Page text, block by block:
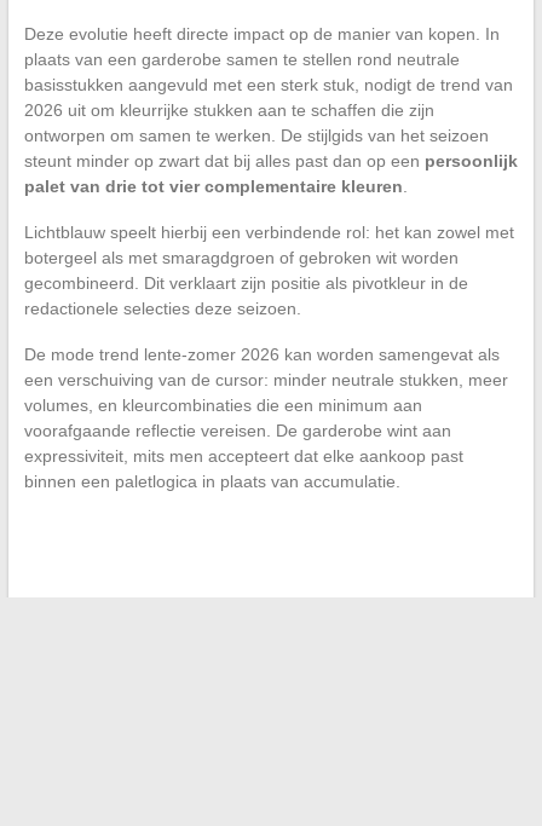
Deze evolutie heeft directe impact op de manier van kopen. In
plaats van een garderobe samen te stellen rond neutrale
basisstukken aangevuld met een sterk stuk, nodigt de trend van
2026 uit om kleurrijke stukken aan te schaffen die zijn
ontworpen om samen te werken. De stijlgids van het seizoen
steunt minder op zwart dat bij alles past dan op een persoonlijk
palet van drie tot vier complementaire kleuren.
Lichtblauw speelt hierbij een verbindende rol: het kan zowel met
botergeel als met smaragdgroen of gebroken wit worden
gecombineerd. Dit verklaart zijn positie als pivotkleur in de
redactionele selecties deze seizoen.
De mode trend lente-zomer 2026 kan worden samengevat als
een verschuiving van de cursor: minder neutrale stukken, meer
volumes, en kleurcombinaties die een minimum aan
voorafgaande reflectie vereisen. De garderobe wint aan
expressiviteit, mits men accepteert dat elke aankoop past
binnen een paletlogica in plaats van accumulatie.